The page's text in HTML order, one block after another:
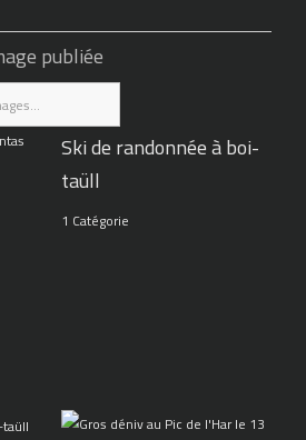
publiée
Ski de randonnée à boi-
taüll
1 Catégorie